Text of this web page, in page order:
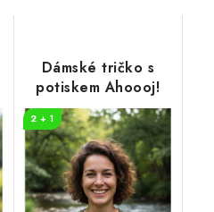
Dámské tričko s
potiskem Ahoooj!
2 + 1